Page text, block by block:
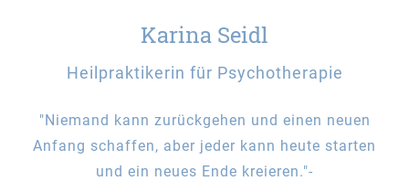
Karina Seidl
Heilpraktikerin für Psychotherapie
"Niemand kann zurückgehen und einen neuen
Anfang schaffen, aber jeder kann heute starten
und ein neues Ende kreieren."-